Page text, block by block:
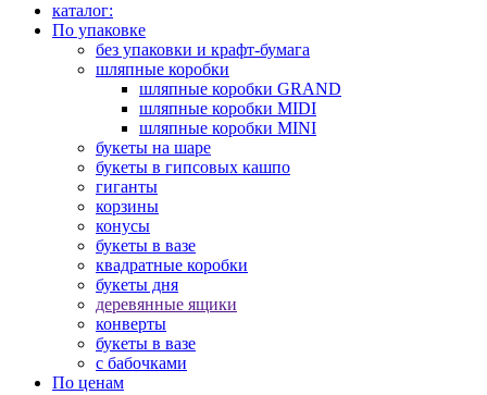
каталог:
По упаковке
без упаковки и крафт-бумага
шляпные коробки
шляпные коробки GRAND
шляпные коробки MIDI
шляпные коробки MINI
букеты на шаре
букеты в гипсовых кашпо
гиганты
корзины
конусы
букеты в вазе
квадратные коробки
букеты дня
деревянные ящики
конверты
букеты в вазе
с бабочками
По ценам